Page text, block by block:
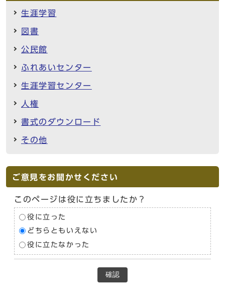
生涯学習
図書
公民館
ふれあいセンター
生涯学習センター
人権
書式のダウンロード
その他
ご意見をお聞かせください
このページは役に立ちましたか？
役に立った
どちらともいえない
役に立たなかった
確認